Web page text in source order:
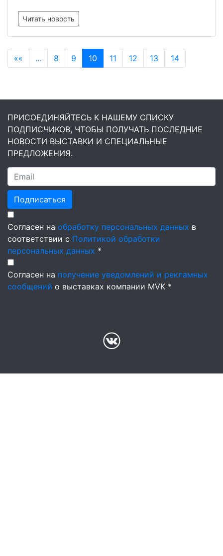
Читать новость
«« ... 8 9 10 11 12 13 14
ПРИСОЕДИНЯЙТЕСЬ К НАШЕМУ СПИСКУ
ПОДПИСЧИКОВ, ЧТОБЫ ПОЛУЧАТЬ ПОСЛЕДНИЕ
НОВОСТИ ВЫСТАВКИ И СПЕЦИАЛЬНЫЕ
ПРЕДЛОЖЕНИЯ.
Подписаться
Согласен на обработку персональных данных в
соответствии с Политикой обработки
персональных данных *
Согласен на получение уведомлений и рекламных
сообщений о выставках компании MVK *